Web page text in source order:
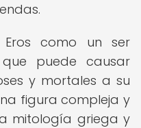
como un ser
puede causar
y mortales a su
figura compleja y
mitología griega y